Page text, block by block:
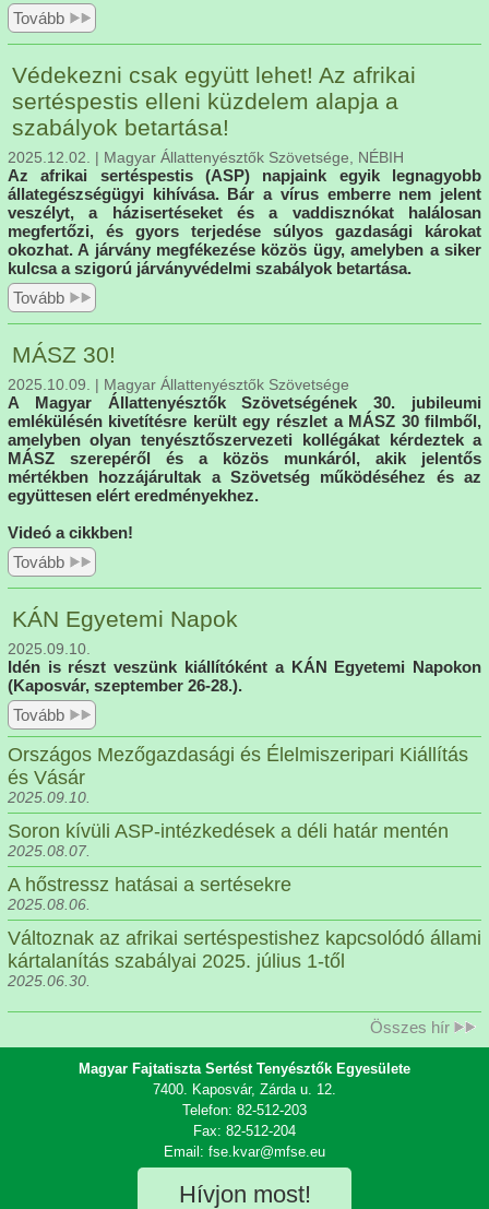
Tovább
Védekezni csak együtt lehet! Az afrikai
sertéspestis elleni küzdelem alapja a
szabályok betartása!
2025.12.02. | Magyar Állattenyésztők Szövetsége, NÉBIH
Az afrikai sertéspestis (ASP) napjaink egyik legnagyobb
állategészségügyi kihívása. Bár a vírus emberre nem jelent
veszélyt, a házisertéseket és a vaddisznókat halálosan
megfertőzi, és gyors terjedése súlyos gazdasági károkat
okozhat. A járvány megfékezése közös ügy, amelyben a siker
kulcsa a szigorú járványvédelmi szabályok betartása.
Tovább
MÁSZ 30!
2025.10.09. | Magyar Állattenyésztők Szövetsége
A Magyar Állattenyésztők Szövetségének 30. jubileumi
emlékülésén kivetítésre került egy részlet a MÁSZ 30 filmből,
amelyben olyan tenyésztőszervezeti kollégákat kérdeztek a
MÁSZ szerepéről és a közös munkáról, akik jelentős
mértékben hozzájárultak a Szövetség működéséhez és az
együttesen elért eredményekhez.
Videó a cikkben!
Tovább
KÁN Egyetemi Napok
2025.09.10.
Idén is részt veszünk kiállítóként a KÁN Egyetemi Napokon
(Kaposvár, szeptember 26-28.).
Tovább
Országos Mezőgazdasági és Élelmiszeripari Kiállítás
és Vásár
2025.09.10.
Soron kívüli ASP-intézkedések a déli határ mentén
2025.08.07.
A hőstressz hatásai a sertésekre
2025.08.06.
Változnak az afrikai sertéspestishez kapcsolódó állami
kártalanítás szabályai 2025. július 1-től
2025.06.30.
Összes hír
Magyar Fajtatiszta Sertést Tenyésztők Egyesülete
7400. Kaposvár, Zárda u. 12.
Telefon: 82-512-203
Fax: 82-512-204
Email: fse.kvar@mfse.eu
Hívjon most!